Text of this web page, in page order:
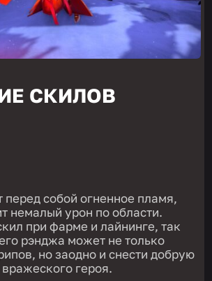
СКИЛОВ
перед собой огненное пламя,
немалый урон по области.
при фарме и лайнинге, так
рэнджа может не только
но заодно и снести добрую
вражеского героя.